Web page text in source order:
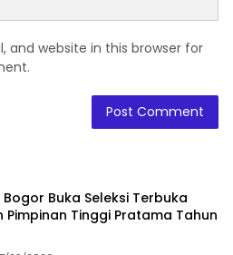
and website in this browser for
Bogor Buka Seleksi Terbuka
Pimpinan Tinggi Pratama Tahun